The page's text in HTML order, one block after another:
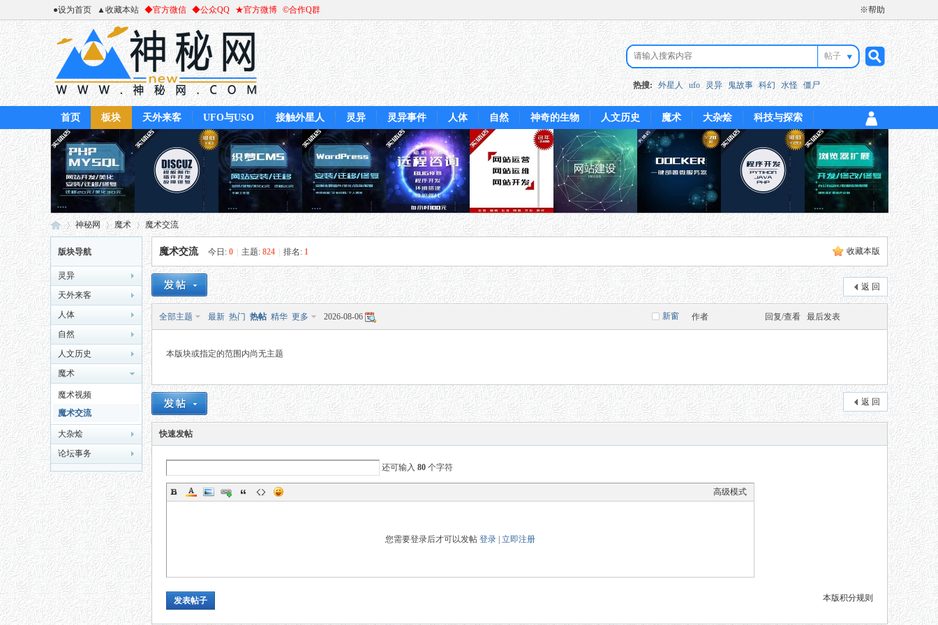
●设为首页 ▲收藏本站 ◆官方微信 ◆公众QQ ★官方微博 ©合作Q群 ※帮助
帖子
搜
索
热搜: 外星人 ufo 灵异 鬼故事 科幻 水怪 僵尸
首页 板块 天外来客 UFO与USO 接触外星人 灵异 灵异事件 人体 自然 神奇的生物 人文历史 魔术 大杂烩 科技与探索
神
秘
网
»
神秘网
›
魔术
›
魔术交流
版块导航
灵异
天外来客
人体
自然
人文历史
魔术
魔术视频
魔术交流
大杂烩
论坛事务
收藏本版
魔术交流 今日: 0 主题: 824 排名: 1
返 回
新窗
全部主题 最新 热门 热帖 精华 更多 2026-08-06 作者 回复/查看 最后发表
本版块或指定的范围内尚无主题
返 回
快速发帖
还可输入 80 个字符
高级模式
您需要登录后才可以发帖 登录 立即注册
本版积分规则
发表帖子